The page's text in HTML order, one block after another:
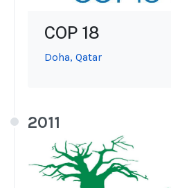
COP 18
Doha, Qatar
2011